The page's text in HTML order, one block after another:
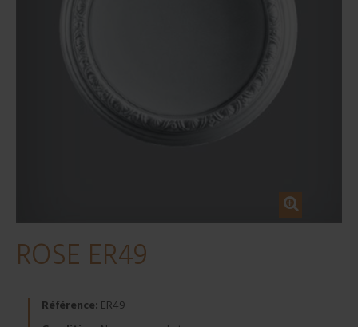
ROSE ER49
Référence: ER49